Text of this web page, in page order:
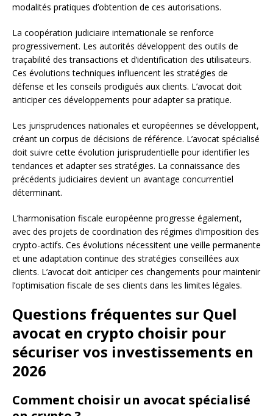
modalités pratiques d’obtention de ces autorisations.
La coopération judiciaire internationale se renforce
progressivement. Les autorités développent des outils de
traçabilité des transactions et d’identification des utilisateurs.
Ces évolutions techniques influencent les stratégies de
défense et les conseils prodigués aux clients. L’avocat doit
anticiper ces développements pour adapter sa pratique.
Les jurisprudences nationales et européennes se développent,
créant un corpus de décisions de référence. L’avocat spécialisé
doit suivre cette évolution jurisprudentielle pour identifier les
tendances et adapter ses stratégies. La connaissance des
précédents judiciaires devient un avantage concurrentiel
déterminant.
L’harmonisation fiscale européenne progresse également,
avec des projets de coordination des régimes d’imposition des
crypto-actifs. Ces évolutions nécessitent une veille permanente
et une adaptation continue des stratégies conseillées aux
clients. L’avocat doit anticiper ces changements pour maintenir
l’optimisation fiscale de ses clients dans les limites légales.
Questions fréquentes sur Quel
avocat en crypto choisir pour
sécuriser vos investissements en
2026
Comment choisir un avocat spécialisé